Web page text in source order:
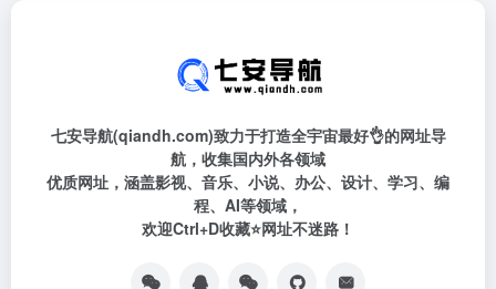
七安导航(qiandh.com)致力于打造全宇宙最好👌的网址导
航，收集国内外各领域
优质网址，涵盖影视、音乐、小说、办公、设计、学习、编
程、AI等领域，
欢迎Ctrl+D收藏⭐网址不迷路！